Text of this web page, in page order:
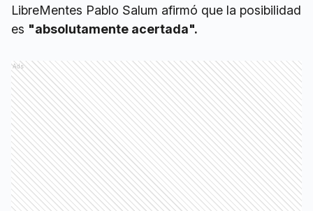
LibreMentes Pablo Salum afirmó que la posibilidad
es "absolutamente acertada".
Ads